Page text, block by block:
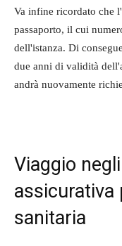
Va infine ricordato che
passaporto, il cui
dell'istanza. Di
due anni di validità
andrà nuovamente
Viaggio
assicurativa
sanitaria